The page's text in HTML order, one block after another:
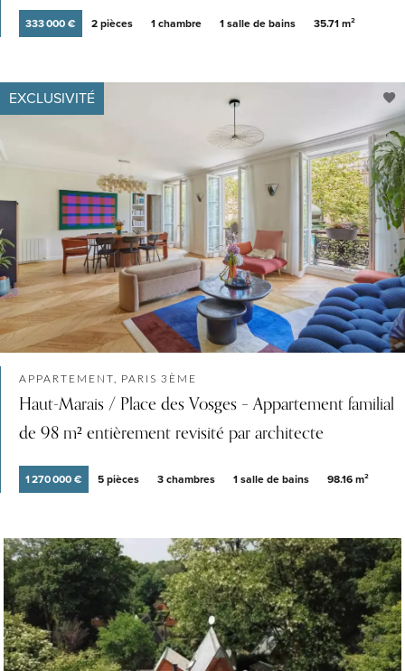
333 000 € 2 pièces 1 chambre 1 salle de bains 35.71 m²
APPARTEMENT, PARIS 3ÈME
Haut-Marais / Place des Vosges – Appartement familial
de 98 m² entièrement revisité par architecte
1 270 000 € 5 pièces 3 chambres 1 salle de bains 98.16 m²
EXCLUSIVITÉ